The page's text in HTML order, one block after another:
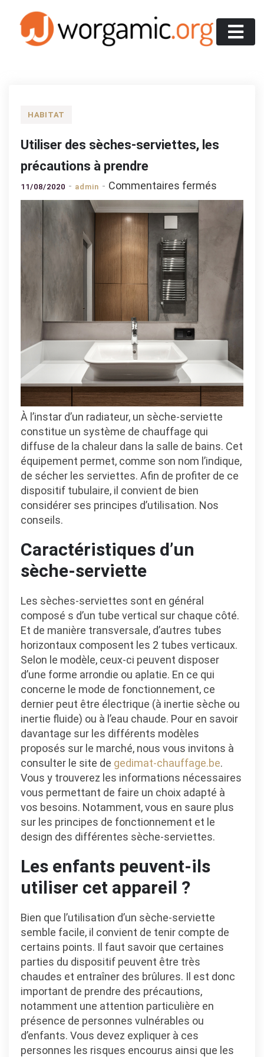
content
HABITAT
Utiliser des sèches-serviettes, les
précautions à prendre
11/08/2020 admin Commentaires fermés
Utiliser
sèches-
prendre
À l’instar d’un radiateur, un sèche-serviette
constitue un système de chauffage qui
diffuse de la chaleur dans la salle de bains. Cet
équipement permet, comme son nom l’indique,
de sécher les serviettes. Afin de profiter de ce
dispositif tubulaire, il convient de bien
considérer ses principes d’utilisation. Nos
conseils.
Caractéristiques d’un
sèche-serviette
Les sèches-serviettes sont en général
composé s d’un tube vertical sur chaque côté.
Et de manière transversale, d’autres tubes
horizontaux composent les 2 tubes verticaux.
Selon le modèle, ceux-ci peuvent disposer
d’une forme arrondie ou aplatie. En ce qui
concerne le mode de fonctionnement, ce
dernier peut être électrique (à inertie sèche ou
inertie fluide) ou à l’eau chaude. Pour en savoir
davantage sur les différents modèles
proposés sur le marché, nous vous invitons à
consulter le site de gedimat-chauffage.be.
Vous y trouverez les informations nécessaires
vous permettant de faire un choix adapté à
vos besoins. Notamment, vous en saure plus
sur les principes de fonctionnement et le
design des différentes sèche-serviettes.
Les enfants peuvent-ils
utiliser cet appareil ?
Bien que l’utilisation d’un sèche-serviette
semble facile, il convient de tenir compte de
certains points. Il faut savoir que certaines
parties du dispositif peuvent être très
chaudes et entraîner des brûlures. Il est donc
important de prendre des précautions,
notamment une attention particulière en
présence de personnes vulnérables ou
d’enfants. Vous devez expliquer à ces
personnes les risques encourus ainsi que les